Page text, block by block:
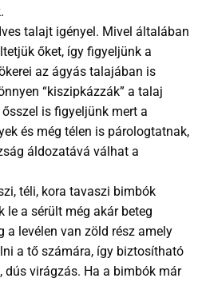
talajt igényel. Mivel általában
őket, így figyeljünk a
az ágyás talajában is
“kiszipkázzák” a talaj
is figyeljünk mert a
és még télen is párologtatnak,
áldozatává válhat a
téli, kora tavaszi bimbók
le a sérült még akár beteg
a levélen van zöld rész amely
a tő számára, így biztosítható
virágzás. Ha a bimbók már